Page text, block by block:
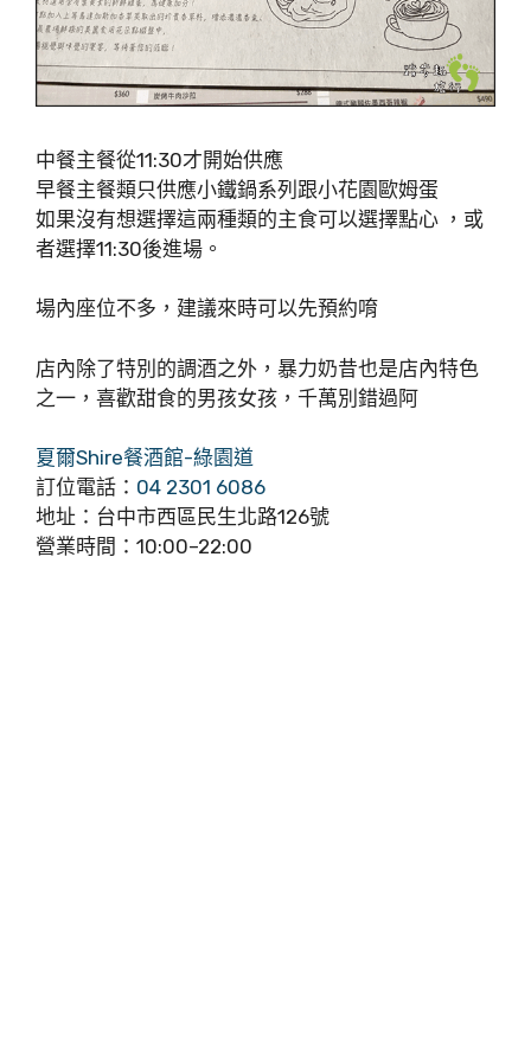
中餐主餐從11:30才開始供應
早餐主餐類只供應小鐵鍋系列跟小花園歐姆蛋
如果沒有想選擇這兩種類的主食可以選擇點心 ，或
者選擇11:30後進場。
場內座位不多，建議來時可以先預約唷
店內除了特別的調酒之外，暴力奶昔也是店內特色
之一，喜歡甜食的男孩女孩，千萬別錯過阿
夏爾Shire餐酒館-綠園道
訂位電話： 04 2301 6086
地址：台中市西區民生北路126號
營業時間：10:00–22:00